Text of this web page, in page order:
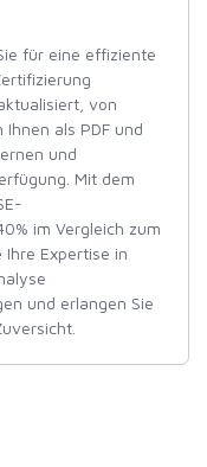
für eine effiziente
von
als PDF und
und
Mit dem
im Vergleich zum
Ihre Expertise in
und erlangen Sie